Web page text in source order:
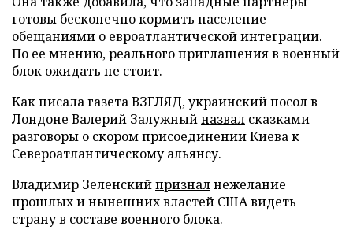
готовы бесконечно кормить население
обещаниями о евроатлантической интеграции.
По ее мнению, реального приглашения в военный
блок ожидать не стоит.
Как писала газета ВЗГЛЯД, украинский посол в
Лондоне Валерий Залужныйназвал сказками
разговоры о скором присоединении Киева к
Североатлантическому альянсу.
Владимир Зеленскийпризналнежелание
прошлых и нынешних властей США видеть
страну в составе военного блока.